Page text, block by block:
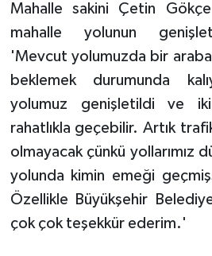
Mahalle sakini Çetin Gökçe
mahalle yolunun
'Mevcut yolumuzda bir
beklemek durumunda
yolumuz genişletildi ve
rahatlıkla geçebilir. Artık trafik
olmayacak çünkü yollarımız
yolunda kimin emeği
Özellikle Büyükşehir
çok çok teşekkür ederim.'